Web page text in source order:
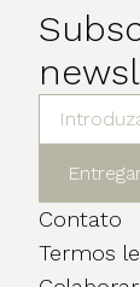
Contato
Termos